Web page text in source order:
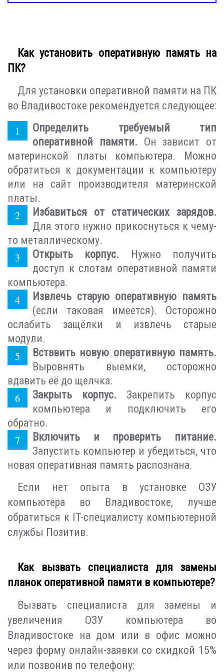
Как установить оперативную память на
ПК?
Для установки оперативной памяти на ПК
во Владивостоке рекомендуется следующее:
Определить требуемый тип
оперативной памяти. Он зависит от
материнской платы компьютера. Можно
обратиться к документации к компьютеру
или на сайт производителя материнской
платы.
Избавиться от статических зарядов.
Для этого нужно прикоснуться к чему-
то металлическому.
Открыть корпус. Нужно получить
доступ к слотам оперативной памяти
компьютера.
Извлечь старую оперативную память
(если таковая имеется). Осторожно
ослабить защёлки и извлечь старые
модули.
Вставить новую оперативную память.
Выровнять выемки, осторожно
вдавить её до щелчка.
Закрыть корпус. Закрепить корпус
компьютера и подключить его
обратно.
Включить и проверить питание.
Запустить компьютер и убедиться, что
новая оперативная память распознана.
Если нет опыта в установке ОЗУ
компьютера во Владивостоке, лучше
обратиться к IT-специалисту компьютерной
службы Позитив.
Как вызвать специалиста для замены
планок оперативной памяти в компьютере?
Вызвать специалиста для замены и
увеличения ОЗУ компьютера во
Владивостоке на дом или в офис можно
через форму онлайн-заявки со скидкой 15%
или позвонив по телефону: